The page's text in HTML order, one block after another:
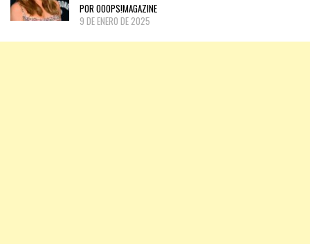
POR OOOPS!MAGAZINE
9 DE ENERO DE 2025